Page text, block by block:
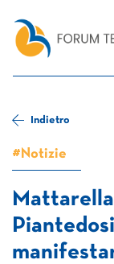
Indietro
#Notizie